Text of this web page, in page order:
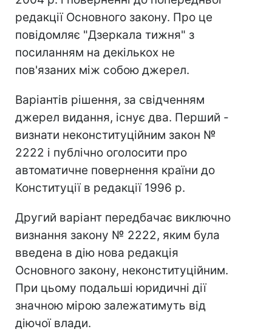
редакції Основного закону. Про це
повідомляє "Дзеркала тижня" з
посиланням на декількох не
пов'язаних між собою джерел.
Варіантів рішення, за свідченням
джерел видання, існує два. Перший -
визнати неконституційним закон №
2222 і публічно оголосити про
автоматичне повернення країни до
Конституції в редакції 1996 р.
Другий варіант передбачає виключно
визнання закону № 2222, яким була
введена в дію нова редакція
Основного закону, неконституційним.
При цьому подальші юридичні дії
значною мірою залежатимуть від
діючої влади.